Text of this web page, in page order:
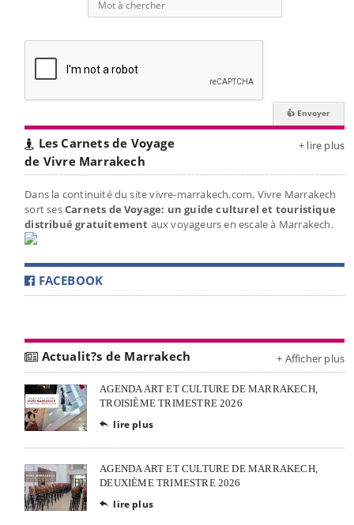
Les Carnets de Voyage
de Vivre Marrakech
+ lire plus
Dans la continuité du site vivre-marrakech.com, Vivre Marrakech
sort sesCarnets de Voyage: un guide culturel et touristique
distribué gratuitement aux voyageurs en escale à Marrakech.
FACEBOOK
Actualit?s de Marrakech + Afficher plus
AGENDA ART ET CULTURE DE MARRAKECH,
TROISIÈME TRIMESTRE 2026
 lire plus
AGENDA ART ET CULTURE DE MARRAKECH,
DEUXIÈME TRIMESTRE 2026
 lire plus